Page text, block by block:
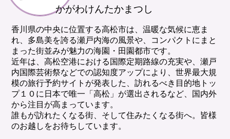
かがわけんたかまつし
香川県の中央に位置する高松市は、温暖な気候に恵ま
れ、多島美を誇る瀬戸内海の風景や、コンパクトにまと
まった街並みが魅力の海園・田園都市です。
近年は、高松空港における国際定期路線の充実や、瀬戸
内国際芸術祭などでの認知度アップにより、世界最大規
模の旅行予約サイトが発表した、訪れるべき目的地トッ
プ１０に日本で唯一「高松」が選出されるなど、国内外
から注目が高まっています。
誰もが訪れたくなる街、そして住みたくなる街へ。皆様
のお越しをお待ちしています。